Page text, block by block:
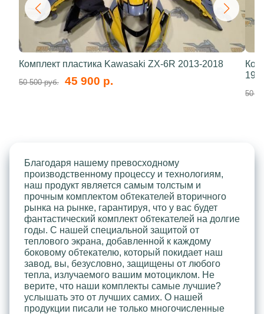
Комплект пластика Kawasaki ZX-6R 2013-2018
50 500 руб. 45 900 р.
50
Благодаря нашему превосходному
производственному процессу и технологиям,
наш продукт является самым толстым и
прочным комплектом обтекателей вторичного
рынка на рынке, гарантируя, что у вас будет
фантастический комплект обтекателей на долгие
годы. С нашей специальной защитой от
теплового экрана, добавленной к каждому
боковому обтекателю, который покидает наш
завод, вы, безусловно, защищены от любого
тепла, излучаемого вашим мотоциклом. Не
верите, что наши комплекты самые лучшие?
услышать это от лучших самих. О нашей
продукции писали не только многочисленные